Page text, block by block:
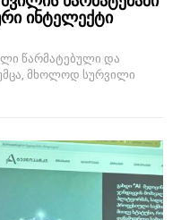
ინტელექტი
წარმატებული და
მხოლოდ სურვილი